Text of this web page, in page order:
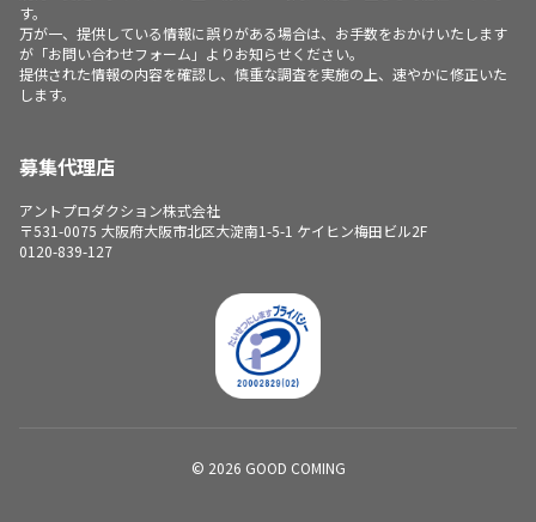
す。
万が一、提供している情報に誤りがある場合は、お手数をおかけいたします
が「お問い合わせフォーム」よりお知らせください。
提供された情報の内容を確認し、慎重な調査を実施の上、速やかに修正いた
します。
募集代理店
アントプロダクション株式会社
〒531-0075 大阪府大阪市北区大淀南1-5-1 ケイヒン梅田ビル2F
0120-839-127
© 2026 GOOD COMING